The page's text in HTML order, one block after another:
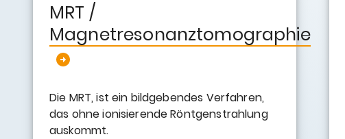
MRT /
Magnetresonanztomographie
Die MRT, ist ein bildgebendes Verfahren,
das ohne ionisierende Röntgenstrahlung
auskommt.